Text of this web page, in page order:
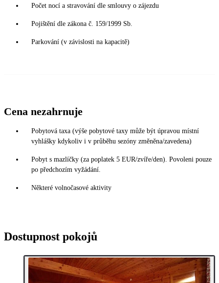
Počet nocí a stravování dle smlouvy o zájezdu
Pojištění dle zákona č. 159/1999 Sb.
Parkování (v závislosti na kapacitě)
Cena nezahrnuje
Pobytová taxa (výše pobytové taxy může být úpravou místní
vyhlášky kdykoliv i v průběhu sezóny změněna/zavedena)
Pobyt s mazlíčky (za poplatek 5 EUR/zvíře/den). Povoleni pouze
po předchozím vyžádání.
Některé volnočasové aktivity
Dostupnost pokojů